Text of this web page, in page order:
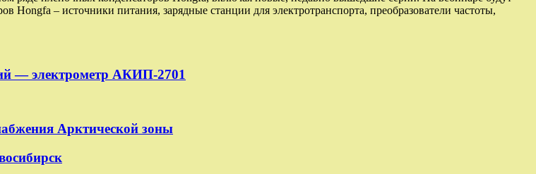
– источники питания, зарядные станции для электротранспорта, преобразователи частоты,
— электрометр АКИП-2701
Арктической зоны